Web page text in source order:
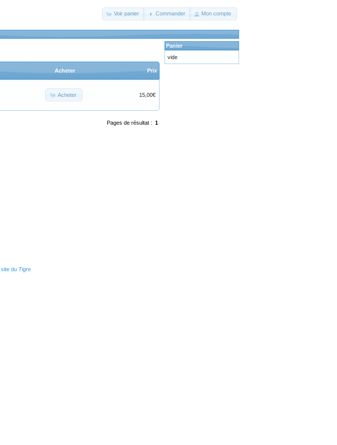
Voir panier Commander Mon compte
Acheter Prix
Acheter 15,00€
Pages de résultat : 1
Panier
vide
site du Tigre